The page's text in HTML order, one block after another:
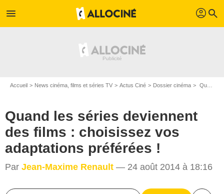
menu profil search
Accueil News cinéma, films et séries TV Actus Ciné Dossier cinéma Quand les séries deviennent des films : choisissez vos adaptations préférées !
Quand les séries deviennent
des films : choisissez vos
adaptations préférées !
Par Jean-Maxime Renault — 24 août 2014 à 18:16